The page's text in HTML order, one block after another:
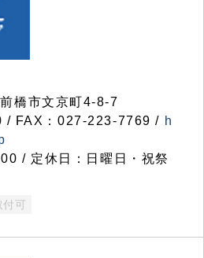
橋市文京町4-8-7
/ FAX：027-223-7769 / h
/ 定休日：日曜日・祝祭
付可